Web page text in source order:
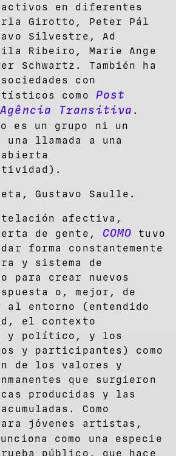
en diferentes
Girotto, Peter Pál
Silvestre, Ad
Ribeiro, Marie Ange
Schwartz. También ha
con
como Post
Agência Transitiva .
es un grupo ni un
llamada a una
Gustavo Saulle.
afectiva,
de gente, COMO tuvo
forma constantemente
y sistema de
para crear nuevos
o, mejor, de
al entorno (entendido
el contexto
y político, y los
y participantes) como
de los valores y
que surgieron
producidas y las
Como
jóvenes artistas,
como una especie
público, que hace